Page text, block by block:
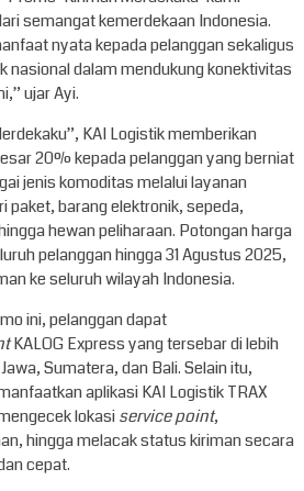
semangat kemerdekaan Indonesia.
nyata kepada pelanggan sekaligus
nasional dalam mendukung konektivitas
ujar Ayi.
KAI Logistik memberikan
20% kepada pelanggan yang berniat
jenis komoditas melalui layanan
paket, barang elektronik, sepeda,
hewan peliharaan. Potongan harga
pelanggan hingga 31 Agustus 2025,
ke seluruh wilayah Indonesia.
ini, pelanggan dapat
KALOG Express yang tersebar di lebih
Sumatera, dan Bali. Selain itu,
aplikasi KAI Logistik TRAX
lokasiservice point,
hingga melacak status kiriman secara
cepat.